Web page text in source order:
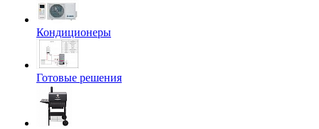
Кондиционеры
Готовые решения